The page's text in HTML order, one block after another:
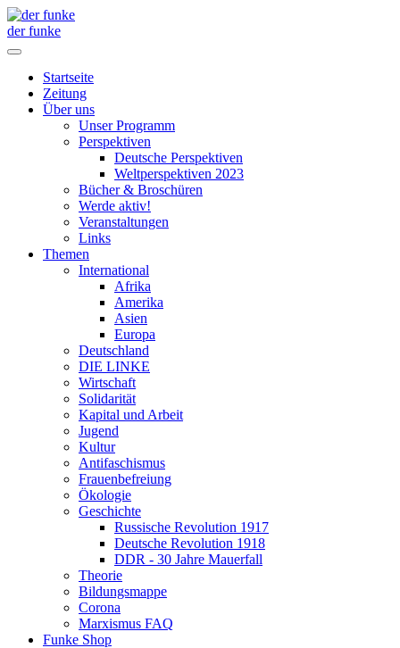
der funke
Startseite
Zeitung
Über uns
Unser Programm
Perspektiven
Deutsche Perspektiven
Weltperspektiven 2023
Bücher & Broschüren
Werde aktiv!
Veranstaltungen
Links
Themen
International
Afrika
Amerika
Asien
Europa
Deutschland
DIE LINKE
Wirtschaft
Solidarität
Kapital und Arbeit
Jugend
Kultur
Antifaschismus
Frauenbefreiung
Ökologie
Geschichte
Russische Revolution 1917
Deutsche Revolution 1918
DDR - 30 Jahre Mauerfall
Theorie
Bildungsmappe
Corona
Marxismus FAQ
Funke Shop